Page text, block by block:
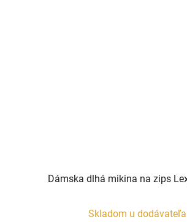
Dámska dlhá mikina na zips
Skladom u dodávateľa